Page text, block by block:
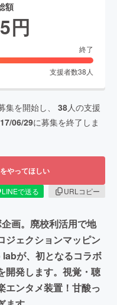
額
円
終了
支援者数38 人
集を開始し、 38人の支援
06/29に募集を終了しま
やってほしい
LINEで送る
URLコピー
画。廃校利活用で地
ジェクションマッピン
が、初となるコラボ
開発します。視覚・聴
エンタメ装置！甘酸っ